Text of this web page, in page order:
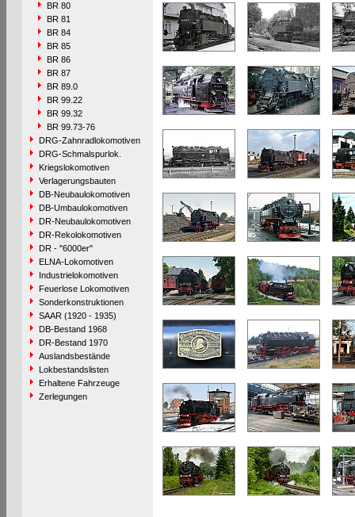
BR 80
BR 81
BR 84
BR 85
BR 86
BR 87
BR 89.0
BR 99.22
BR 99.32
BR 99.73-76
DRG-Zahnradlokomotiven
DRG-Schmalspurlok.
Kriegslokomotiven
Verlagerungsbauten
DB-Neubaulokomotiven
DB-Umbaulokomotiven
DR-Neubaulokomotiven
DR-Rekolokomotiven
DR - "6000er"
ELNA-Lokomotiven
Industrielokomotiven
Feuerlose Lokomotiven
Sonderkonstruktionen
SAAR (1920 - 1935)
DB-Bestand 1968
DR-Bestand 1970
Auslandsbestände
Lokbestandslisten
Erhaltene Fahrzeuge
Zerlegungen